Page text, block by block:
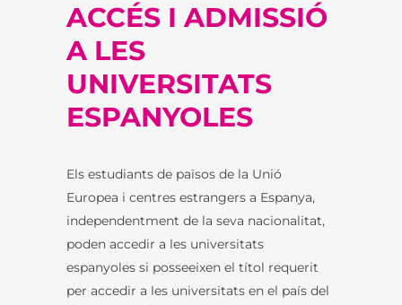
ACCÉS I ADMISSIÓ
A LES
UNIVERSITATS
ESPANYOLES
Els estudiants de països de la Unió
Europea i centres estrangers a Espanya,
independentment de la seva nacionalitat,
poden accedir a les universitats
espanyoles si posseeixen el títol requerit
per accedir a les universitats en el país del